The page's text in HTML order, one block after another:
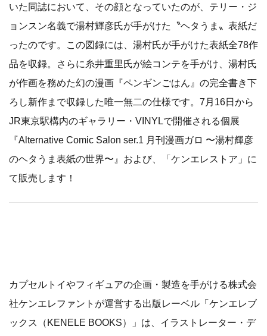
いた同誌において、その顔となっていたのが、テリー・ジ
ョンスン名義で湯村輝彦氏が手がけた〝ヘタうま〟表紙だ
ったのです。この図録には、湯村氏が手がけた表紙全78作
品を収録。さらに糸井重里氏が絵コンテを手がけ、湯村氏
が作画を務めた幻の漫画『ペンギンごはん』の完全書き下
ろし新作まで収録した唯一無二の仕様です。7月16日から
JR東京駅構内のギャラリー・VINYLで開催される個展
『Alternative Comic Salon ser.1 月刊漫画ガロ 〜湯村輝彦
のヘタうま表紙の世界〜』および、「ケンエレストア」に
て販売します！
カプセルトイやフィギュアの企画・製造を手がける株式会
社ケンエレファントが運営する出版レーベル「ケンエレブ
ックス（KENELE BOOKS）」は、イラストレーター・デ